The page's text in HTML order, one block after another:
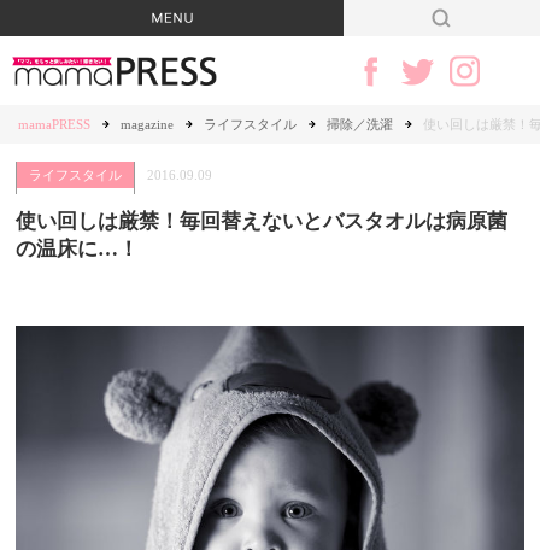
mamaPRESS magazine ライフスタイル 掃除／洗濯 使い回しは厳禁！
ライフスタイル 2016.09.09
使い回しは厳禁！毎回替えないとバスタオルは病原菌
の温床に…！